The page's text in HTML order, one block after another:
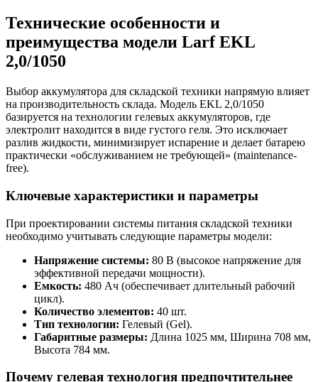
Технические особенности и
преимущества модели Larf EKL
2,0/1050
Выбор аккумулятора для складской техники напрямую влияет
на производительность склада. Модель EKL 2,0/1050
базируется на технологии гелевых аккумуляторов, где
электролит находится в виде густого геля. Это исключает
разлив жидкости, минимизирует испарение и делает батарею
практически «обслуживанием не требующей» (maintenance-
free).
Ключевые характеристики и параметры
При проектировании системы питания складской техники
необходимо учитывать следующие параметры модели:
Напряжение системы: 80 В (высокое напряжение для
эффективной передачи мощности).
Емкость: 480 Ач (обеспечивает длительный рабочий
цикл).
Количество элементов: 40 шт.
Тип технологии: Гелевый (Gel).
Габаритные размеры: Длина 1025 мм, Ширина 708 мм,
Высота 784 мм.
Почему гелевая технология предпочтительнее